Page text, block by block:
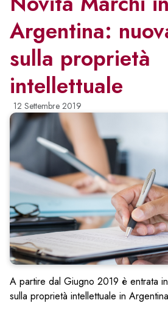
Argentina:
sulla proprietà
intellettuale
12 Settembre 2019
A partire dal Giugno 2019 è entrata
sulla proprietà intellettuale in